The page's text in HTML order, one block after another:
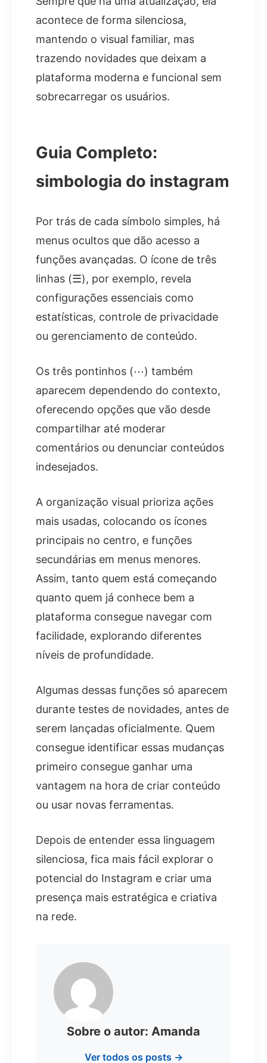
acontece de forma silenciosa,
mantendo o visual familiar, mas
trazendo novidades que deixam a
plataforma moderna e funcional sem
sobrecarregar os usuários.
Guia Completo:
simbologia do instagram
Por trás de cada símbolo simples, há
menus ocultos que dão acesso a
funções avançadas. O ícone de três
linhas (☰), por exemplo, revela
configurações essenciais como
estatísticas, controle de privacidade
ou gerenciamento de conteúdo.
Os três pontinhos (⋯) também
aparecem dependendo do contexto,
oferecendo opções que vão desde
compartilhar até moderar
comentários ou denunciar conteúdos
indesejados.
A organização visual prioriza ações
mais usadas, colocando os ícones
principais no centro, e funções
secundárias em menus menores.
Assim, tanto quem está começando
quanto quem já conhece bem a
plataforma consegue navegar com
facilidade, explorando diferentes
níveis de profundidade.
Algumas dessas funções só aparecem
durante testes de novidades, antes de
serem lançadas oficialmente. Quem
consegue identificar essas mudanças
primeiro consegue ganhar uma
vantagem na hora de criar conteúdo
ou usar novas ferramentas.
Depois de entender essa linguagem
silenciosa, fica mais fácil explorar o
potencial do Instagram e criar uma
presença mais estratégica e criativa
na rede.
Sobre o autor: Amanda
Ver todos os posts →